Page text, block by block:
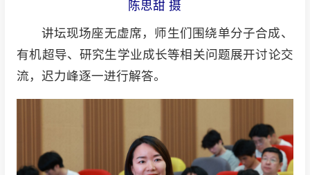
陈思甜 摄
讲坛现场座无虚席，师生们围绕单分子合成、
有机超导、研究生学业成长等相关问题展开讨论交
流，迟力峰逐一进行解答。